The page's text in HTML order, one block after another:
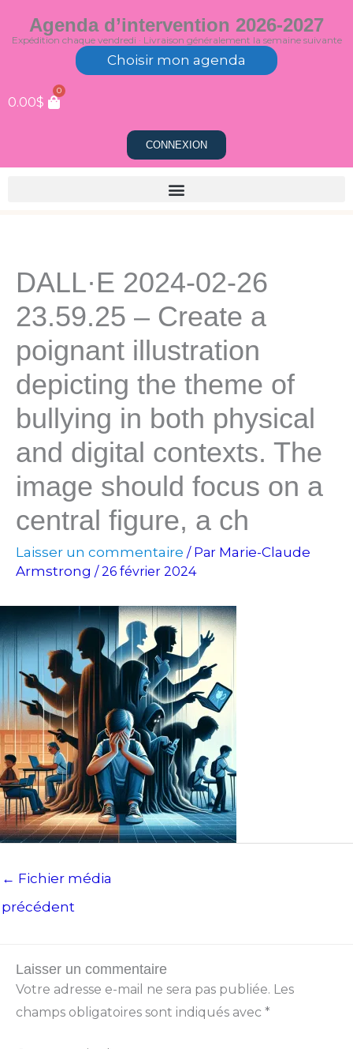
au
Agenda d’intervention 2026-2027
Expédition chaque vendredi · Livraison généralement la semaine suivante
Choisir mon agenda
0.00$
0
CONNEXION
DALL·E 2024-02-26
23.59.25 – Create a
poignant illustration
depicting the theme of
bullying in both physical
and digital contexts. The
image should focus on a
central figure, a ch
Laisser un commentaire / Par Marie-Claude
Armstrong /26 février 2024
← Fichier média
précédent
Laisser un commentaire
Votre adresse e-mail ne sera pas publiée. Les
champs obligatoires sont indiqués avec *